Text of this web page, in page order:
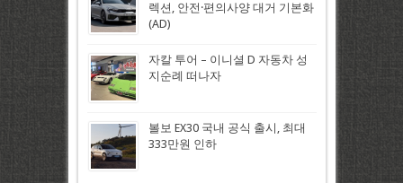
렉션, 안전·편의사양 대거 기본화
(AD)
자칼 투어 – 이니셜 D 자동차 성
지순례 떠나자
볼보 EX30 국내 공식 출시, 최대
333만원 인하